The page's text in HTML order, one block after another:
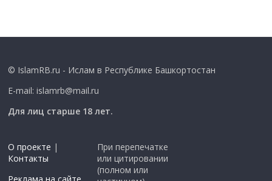
© IslamRB.ru - Ислам в Республике Башкортостан
E-mail: islamrb@mail.ru
Для лиц старше 18 лет.
О проекте |
Контакты
Реклама на сайте
При перепечатке
или цитировании
(полном или